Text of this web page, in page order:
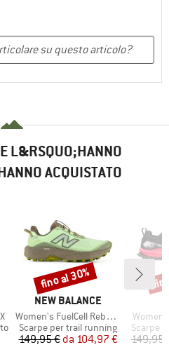
L&RSQUO;HANNO
ACQUISTATO
MARCHIO
NEW BALANCE
Articolo
Women's FuelCell Rebel Trail
Gruppo di prodotti
Scarpe per trail running
Prezzo
149,95 € Prezzo ridotto
da 104,97 €
Sconto
fino al 30%
Articolo
Gruppo
Scarpe
149,95